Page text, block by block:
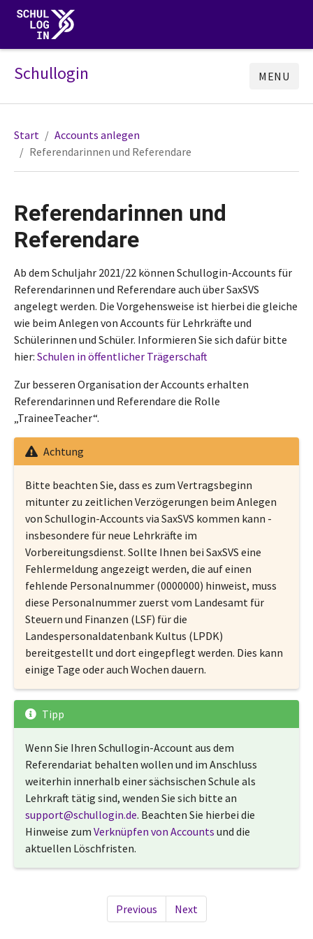
Schullogin MENU
Start
Accounts anlegen
Referendarinnen und Referendare
Referendarinnen und
Referendare
Ab dem Schuljahr 2021/22 können Schullogin-Accounts für
Referendarinnen und Referendare auch über SaxSVS
angelegt werden. Die Vorgehensweise ist hierbei die gleiche
wie beim Anlegen von Accounts für Lehrkräfte und
Schülerinnen und Schüler. Informieren Sie sich dafür bitte
hier: Schulen in öffentlicher Trägerschaft
Zur besseren Organisation der Accounts erhalten
Referendarinnen und Referendare die Rolle
„TraineeTeacher“.
Achtung
Bitte beachten Sie, dass es zum Vertragsbeginn
mitunter zu zeitlichen Verzögerungen beim Anlegen
von Schullogin-Accounts via SaxSVS kommen kann -
insbesondere für neue Lehrkräfte im
Vorbereitungsdienst. Sollte Ihnen bei SaxSVS eine
Fehlermeldung angezeigt werden, die auf einen
fehlende Personalnummer (0000000) hinweist, muss
diese Personalnummer zuerst vom Landesamt für
Steuern und Finanzen (LSF) für die
Landespersonaldatenbank Kultus (LPDK)
bereitgestellt und dort eingepflegt werden. Dies kann
einige Tage oder auch Wochen dauern.
Tipp
Wenn Sie Ihren Schullogin-Account aus dem
Referendariat behalten wollen und im Anschluss
weiterhin innerhalb einer sächsischen Schule als
Lehrkraft tätig sind, wenden Sie sich bitte an
support@schullogin.de. Beachten Sie hierbei die
Hinweise zum Verknüpfen von Accounts und die
aktuellen Löschfristen.
Previous Next